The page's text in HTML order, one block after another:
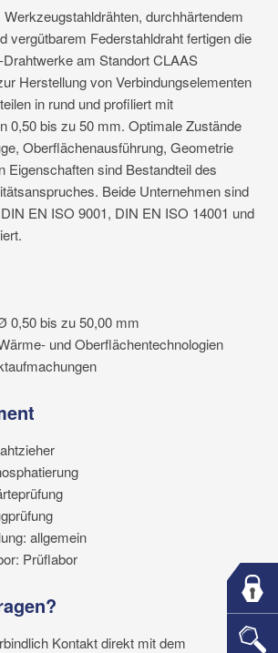
durchhärtendem
vergütbarem Federstahldraht fertigen die
am Standort CLAAS
Herstellung von Verbindungselementen
in rund und profiliert mit
0,50 bis zu 50 mm. Optimale Zustände
Oberflächenausführung, Geometrie
Eigenschaften sind Bestandteil des
Beide Unternehmen sind
EN ISO 9001, DIN EN ISO 14001 und
0,50 bis zu 50,00 mm
und Oberflächentechnologien
allgemein
Prüflabor
Kontakt direkt mit dem